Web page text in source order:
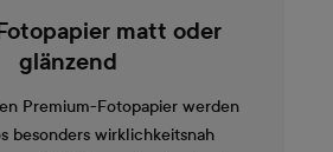
matt oder
glänzend
Premium-Fotopapier werden
besonders wirklichkeitsnah